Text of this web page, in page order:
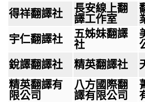
得祥翻譯社
長安線上翻
譯工作室
宇仁翻譯社
五姊妹翻譯
社
銳譯翻譯社
精英翻譯社
精英翻譯有
限公司
八方國際翻
譯有限公司